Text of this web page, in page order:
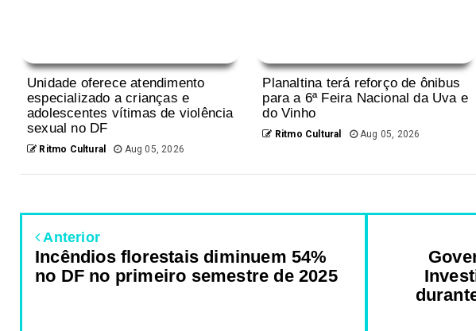
Unidade oferece atendimento
especializado a crianças e
adolescentes vítimas de violência
sexual no DF
Ritmo Cultural Aug 05, 2026
Planaltina terá reforço de ônibus
para a 6ª Feira Nacional da Uva e
do Vinho
Ritmo Cultural Aug 05, 2026
Anterior
Incêndios florestais diminuem 54%
no DF no primeiro semestre de 2025